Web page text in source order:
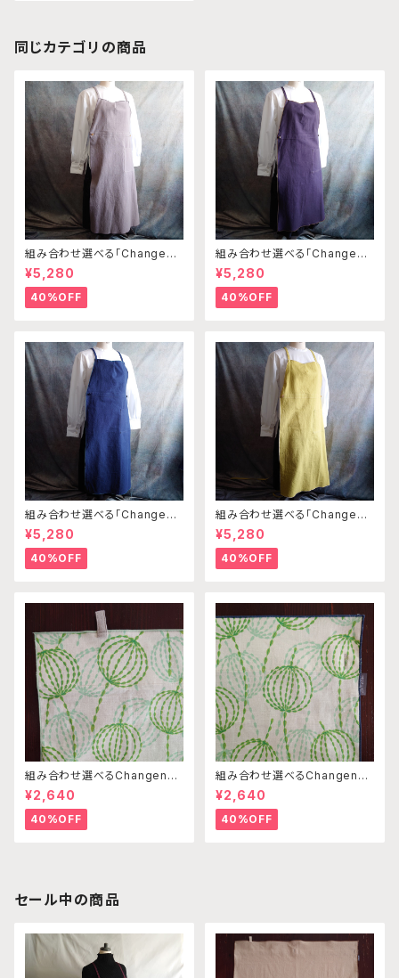
同じカテゴリの商品
組み合わせ選べる「Changena
bleエプロン」本体ライトベージ
ュ×ブラウン※前部分合わせて1
つのエプロンになります
¥5,280
40%OFF
組み合わせ選べる「Changena
bleエプロン」本体パープルグレ
ー×ベージュ※前部分合わせて1
つのエプロンになります
¥5,280
40%OFF
組み合わせ選べる「Changena
bleエプロン」本体コンイロ×ス
モーキーグリーン※前部分合わ
せて1つのエプロンになります
¥5,280
40%OFF
組み合わせ選べる「Changena
bleエプロン」本体カナリアイエ
ロー※前部分合わせて1つのエ
プロンになります
¥5,280
40%OFF
組み合わせ選べるChangenab
leエプロン ※前部分のみ エ
ンゼルフィッシュグリーン×パス
テルグリーン （※本体部分は
別売りです）
¥2,640
40%OFF
組み合わせ選べるChangenab
leエプロン ※前部分のみ エ
ンゼルフィッシュグリーン×ネイ
ビー （※本体部分は別売りで
す）
¥2,640
40%OFF
セール中の商品